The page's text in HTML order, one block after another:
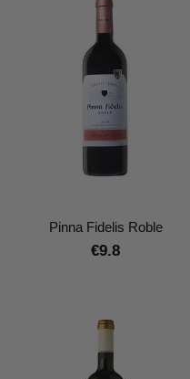
Pinna Fidelis Roble
€9.8